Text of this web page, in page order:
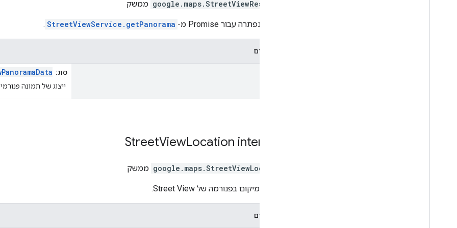
google.maps.StreetViewResponse ממשק
התגובה נפתרה עבור Promise מ- StreetViewService.getPanorama
.
מאפיינים
סוג:
ייצוג של תמונה
StreetViewLocation interface
google.maps.StreetViewLocation ממשק
ייצוג של מיקום בפנורמה של Street View.
מאפיינים